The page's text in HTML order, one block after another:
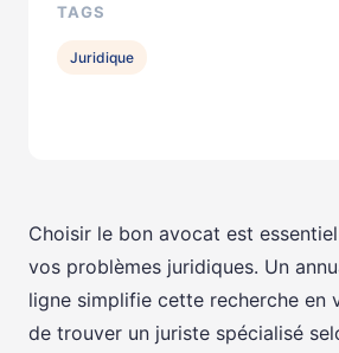
Choisir le bon avocat est
vos problèmes juridiques. Un
ligne simplifie cette recherche en
de trouver un juriste spécialisé
TAGS
Juridique